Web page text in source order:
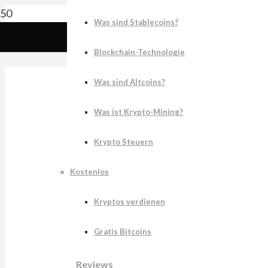
Was sind Stablecoins?
Blockchain-Technologie
Was sind Altcoins?
Was ist Krypto-Mining?
Krypto Steuern
Kostenlos
Kryptos verdienen
Gratis Bitcoins
Reviews